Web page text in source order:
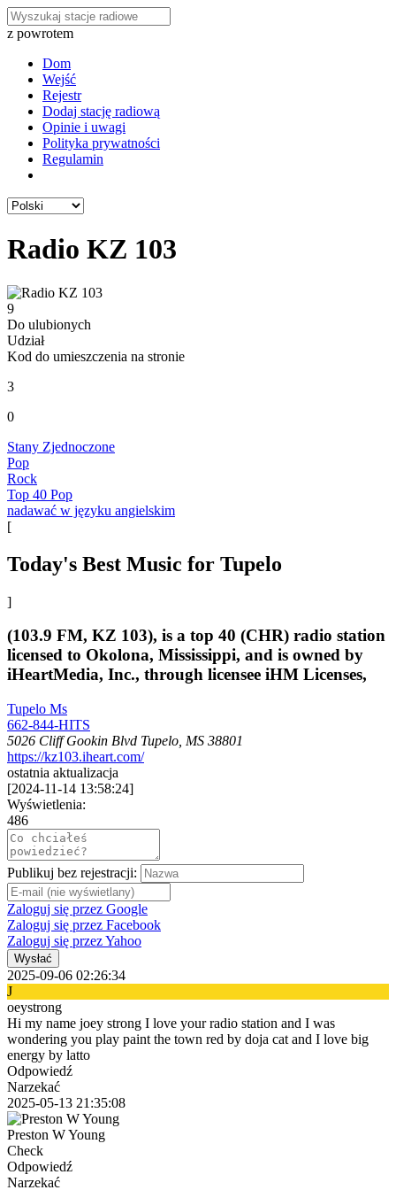
z powrotem
Dom
Wejść
Rejestr
Dodaj stację radiową
Opinie i uwagi
Polityka prywatności
Regulamin
Radio KZ 103
9
Do ulubionych
Udział
Kod do umieszczenia na stronie
3
0
Stany Zjednoczone
Pop
Rock
Top 40 Pop
nadawać w języku angielskim
[
Today's Best Music for Tupelo
]
(103.9 FM, KZ 103), is a top 40 (CHR) radio station
licensed to Okolona, Mississippi, and is owned by
iHeartMedia, Inc., through licensee iHM Licenses,
Tupelo Ms
662-844-HITS
5026 Cliff Gookin Blvd Tupelo, MS 38801
https://kz103.iheart.com/
ostatnia aktualizacja
[2024-11-14 13:58:24]
Wyświetlenia:
486
Publikuj bez rejestracji:
Zaloguj się przez Google
Zaloguj się przez Facebook
Zaloguj się przez Yahoo
Wysłać
2025-09-06 02:26:34
J
oeystrong
Hi my name joey strong I love your radio station and I was
wondering you play paint the town red by doja cat and I love big
energy by latto
Odpowiedź
Narzekać
2025-05-13 21:35:08
Preston W Young
Check
Odpowiedź
Narzekać